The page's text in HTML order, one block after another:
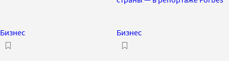
Бизнес Бизнес